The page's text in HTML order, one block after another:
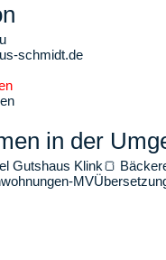
schmidt.de
in der
Gutshaus Klink🍞
MV